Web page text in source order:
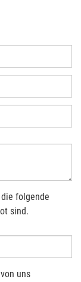
folgende
sind.
uns